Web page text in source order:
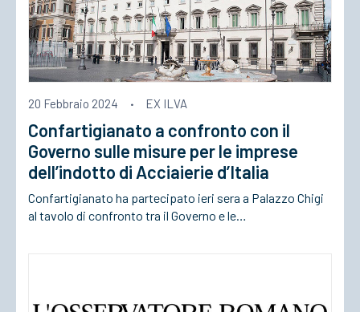
20 Febbraio 2024 · EX ILVA
Confartigianato a confronto con il
Governo sulle misure per le imprese
dell’indotto di Acciaierie d’Italia
Confartigianato ha partecipato ieri sera a Palazzo Chigi
al tavolo di confronto tra il Governo e le…